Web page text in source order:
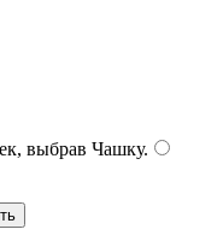
выбрав Чашку.